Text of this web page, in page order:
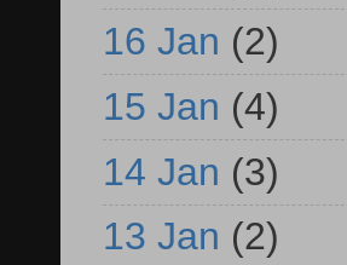
16 Jan (2)
15 Jan (4)
14 Jan (3)
13 Jan (2)